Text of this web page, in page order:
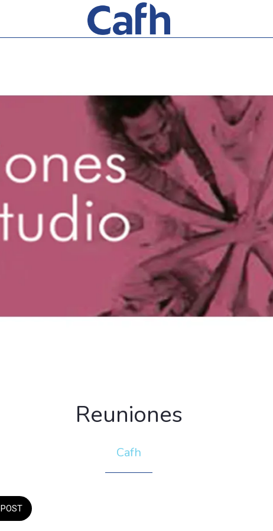
Reuniones
Cafh
POST